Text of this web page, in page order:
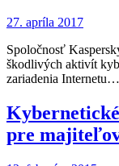
27. apríla 2017
Spoločnosť
škodlivých aktivít
zariadenia Internetu…
pre